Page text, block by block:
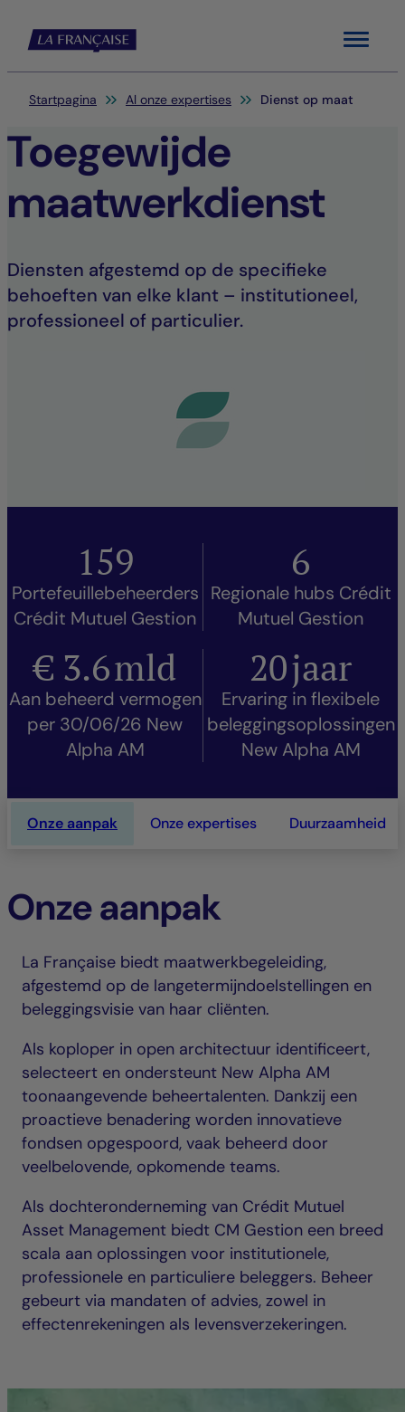
Menu
Je bent hier:
Startpagina Al onze expertises Dienst op maat
Toegewijde
maatwerkdienst
Diensten afgestemd op de specifieke
behoeften van elke klant – institutioneel,
professioneel of particulier.
159
Portefeuillebeheerders
Crédit Mutuel Gestion
6
Regionale hubs Crédit
Mutuel Gestion
€ 3.6mld
Aan beheerd vermogen
per 30/06/26 New
Alpha AM
20jaar
Ervaring in flexibele
beleggingsoplossingen
New Alpha AM
Onze aanpak Onze expertises Duurzaamheid
Onze aanpak
La Française biedt maatwerkbegeleiding,
afgestemd op de langetermijndoelstellingen en
beleggingsvisie van haar cliënten.
Als koploper in open architectuur identificeert,
selecteert en ondersteunt New Alpha AM
toonaangevende beheertalenten. Dankzij een
proactieve benadering worden innovatieve
fondsen opgespoord, vaak beheerd door
veelbelovende, opkomende teams.
Als dochteronderneming van Crédit Mutuel
Asset Management biedt CM Gestion een breed
scala aan oplossingen voor institutionele,
professionele en particuliere beleggers. Beheer
gebeurt via mandaten of advies, zowel in
effectenrekeningen als levensverzekeringen.